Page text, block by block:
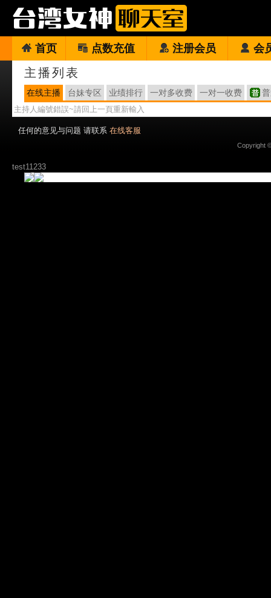
首页 点数充值 注册会员 会
主播列表
在线主播 台妹专区 业绩排行 一对多收费 一对一收费
主持人編號錯誤~請回上一頁重新輸入
任何的意见与问题 请联系 在线客服
Copyright
test11233